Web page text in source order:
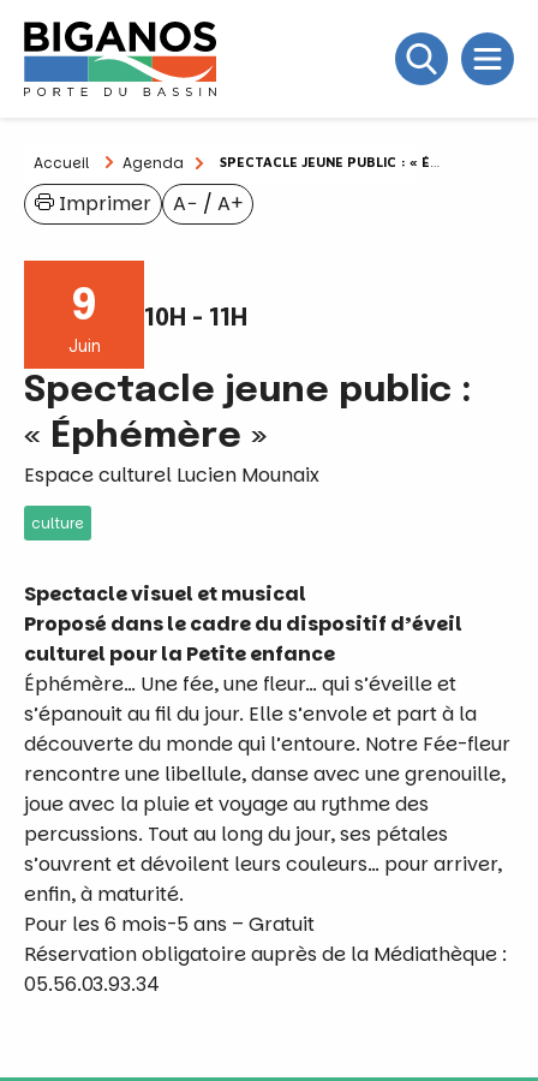
Accueil Agenda SPECTACLE JEUNE PUBLIC : « ÉPHÉMÈRE »
A− / A+
Imprimer
9
Juin
10H - 11H
Spectacle jeune public :
« Éphémère »
Espace culturel Lucien Mounaix
culture
Spectacle visuel et musical
Proposé dans le cadre du dispositif d’éveil
culturel pour la Petite enfance
Éphémère… Une fée, une fleur… qui s’éveille et
s’épanouit au fil du jour. Elle s’envole et part à la
découverte du monde qui l’entoure. Notre Fée-fleur
rencontre une libellule, danse avec une grenouille,
joue avec la pluie et voyage au rythme des
percussions. Tout au long du jour, ses pétales
s’ouvrent et dévoilent leurs couleurs… pour arriver,
enfin, à maturité.
Pour les 6 mois-5 ans – Gratuit
Réservation obligatoire auprès de la Médiathèque :
05.56.03.93.34